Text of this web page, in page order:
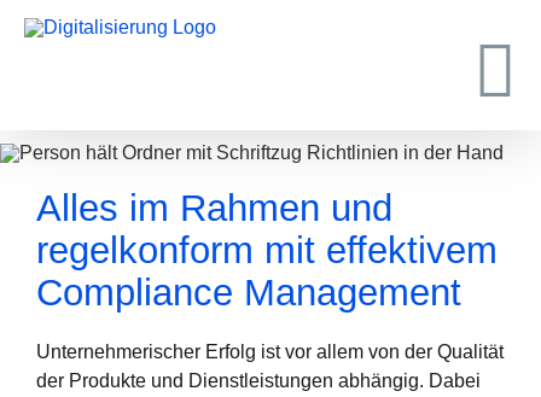
Inhalt
Alles im Rahmen und
regelkonform mit effektivem
Compliance Management
Unternehmerischer Erfolg ist vor allem von der Qualität
der Produkte und Dienstleistungen abhängig. Dabei